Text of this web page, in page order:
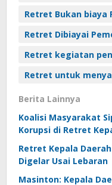
Retret Bukan biaya
Retret Dibiayai
Retret kegiatan
Retret untuk
Berita Lainnya
Koalisi Masyarakat
Korupsi di Retret
Retret Kepala
Digelar Usai Lebaran
Masinton: Kepala